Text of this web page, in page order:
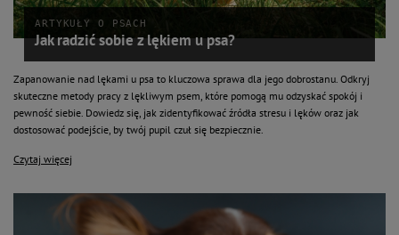
ARTYKUŁY O PSACH
Jak radzić sobie z lękiem u psa?
Zapanowanie nad lękami u psa to kluczowa sprawa dla jego dobrostanu. Odkryj
skuteczne metody pracy z lękliwym psem, które pomogą mu odzyskać spokój i
pewność siebie. Dowiedz się, jak zidentyfikować źródła stresu i lęków oraz jak
dostosować podejście, by twój pupil czuł się bezpiecznie.
Czytaj więcej